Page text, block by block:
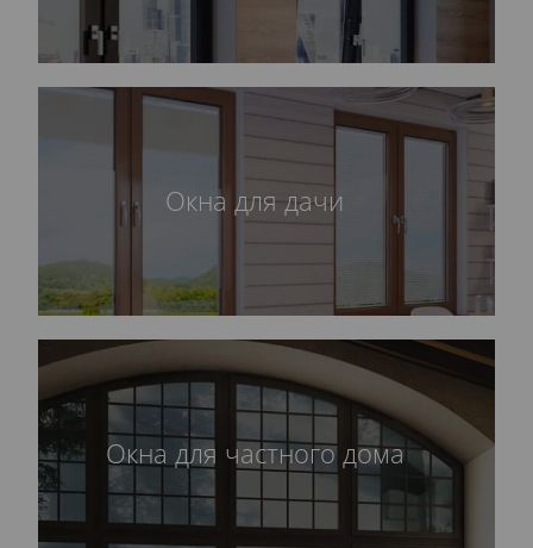
Окна для дачи
Окна для частного дома